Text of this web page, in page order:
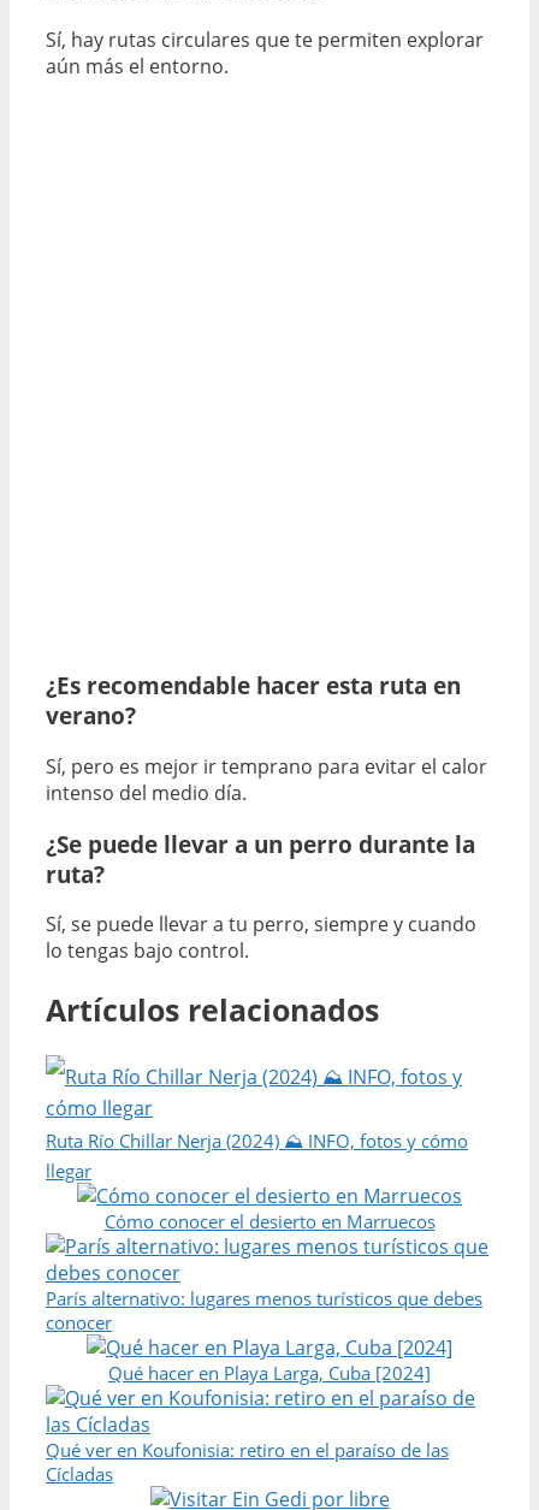
Sí, hay rutas circulares que te permiten explorar
aún más el entorno.
¿Es recomendable hacer esta ruta en
verano?
Sí, pero es mejor ir temprano para evitar el calor
intenso del medio día.
¿Se puede llevar a un perro durante la
ruta?
Sí, se puede llevar a tu perro, siempre y cuando
lo tengas bajo control.
Artículos relacionados
Ruta Río Chillar Nerja (2024) ⛰️ INFO, fotos y cómo
llegar
Cómo conocer el desierto en Marruecos
París alternativo: lugares menos turísticos que debes
conocer
Qué hacer en Playa Larga, Cuba [2024]
Qué ver en Koufonisia: retiro en el paraíso de las
Cícladas